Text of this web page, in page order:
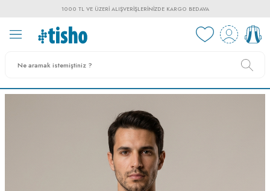
1000 TL VE ÜZERI ALIŞVERIŞLERINIZDE KARGO BEDAVA